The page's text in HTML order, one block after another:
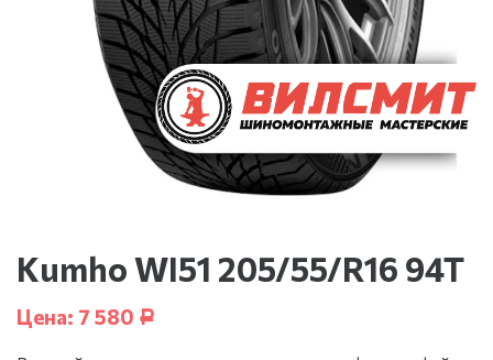
Kumho WI51 205/55/R16 94T
Цена: 7 580 Р